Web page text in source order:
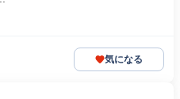
気になる